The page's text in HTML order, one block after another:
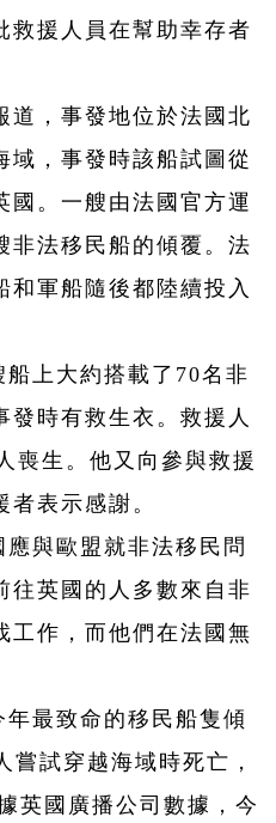
救援人員在幫助幸存者
道，事發地位於法國北
域，事發時該船試圖從
國。一艘由法國官方運
非法移民船的傾覆。法
和軍船隨後都陸續投入
上大約搭載了70名非
發時有救生衣。救援人
喪生。他又向參與救援
表示感謝。
與歐盟就非法移民問
往英國的人多數來自非
工作，而他們在法國無
最致命的移民船隻傾
嘗試穿越海域時死亡，
英國廣播公司數據，今